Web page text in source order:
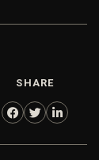
SHARE